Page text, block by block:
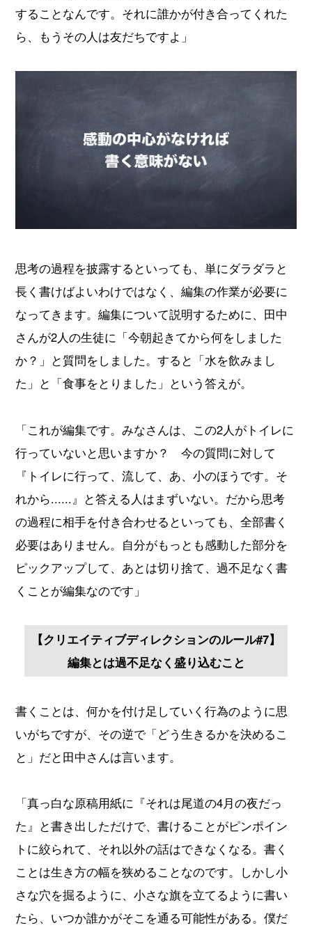
することなんです。それに誰かが付き合ってくれた
ら、もうその人は友だちですよ」
思考の過程を披露するといっても、単にダラダラと
長く書けばよいわけではなく、編集の作業が必要に
なってきます。編集について説明するために、田中
さんが2人の生徒に「今朝起きてから何をしました
か？」と質問をしました。すると「水を飲みまし
た」と「食事をとりました」という答えが。
「これが編集です。みなさんは、この2人がトイレに
行っていないと思いますか？ 今の質問に対して
『トイレに行って、流して、あ、小のほうです。そ
れから......』と答える人はまずいない。だから思考
の過程に相手を付き合わせるといっても、全部書く
必要はありません。自分がもっとも感動した部分を
ピックアップして、あとは切り捨て、過不足なく書
くことが編集なのです」
【クリエイティブディレクションのルール#7】
編集とは過不足なく盛り込むこと
書くことは、何かを付け足していく行為のように思
いがちですが、その逆で「どう生きるかを決めるこ
と」だと田中さんは言います。
「真っ白な原稿用紙に『それは尾道の4月の夜だっ
た』と書き出しただけで、書けることがピンポイン
トに絞られて、それ以外の話はできなくなる。書く
ことは生き方の幅を狭めることなのです。しかし小
さな穴を掘るように、小さな旗を立てるように書い
たら、いつか誰かがそこを通る可能性がある。僕だ